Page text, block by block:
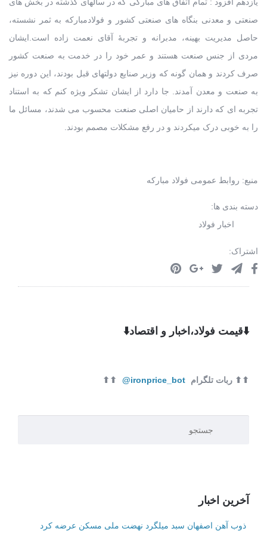
صنعتی و معدنی بنگاه های صنعتی کشور و فولادمبارکه به ثمر نشسته،
حاصل مدیریت بهینه، مدبرانه و تجربۀ آقای نعمت زاده است.ایشان
مردی از جنس صنعت هستند و عمر خود را در خدمت به صنعت کشور
صرف کردند و همان گونه که وزیر صنایع دولتهای قبل بودند، این دوره نیز
به صنعت و معدن آمدند. جا دارد از ایشان تشکر ویژه کنم که به استناد
تجربه ای که دارند از حامیان اصلی صنعت محسوب می شدند، مسائل ما
را به خوبی درک میکردند و در رفع مشکلات مصمم بودند.
منبع: روابط عمومی فولاد مبارکه
دسته بندی ها:
اخبار فولاد
اشتراک:
⬇️قیمت فولاد،اخبار و اقتصاد⬇️
⬆⬆ ربات تلگرام ironprice_bot@
⬆⬆
آخرین اخبار
ذوب آهن اصفهان سبد میلگرد نهضت ملی مسکن عرضه کرد